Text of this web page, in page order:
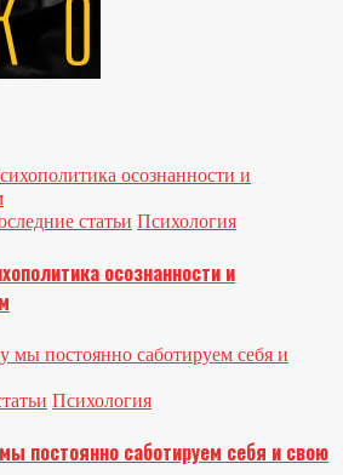
статьи Психология
осознанности и
Психология
постоянно саботируем себя и свою